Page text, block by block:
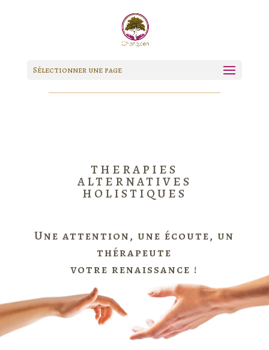
Sélectionner une page
THERAPIES
ALTERNATIVES
HOLISTIQUES
Une attention, une écoute, un
thérapeute
votre renaissance !